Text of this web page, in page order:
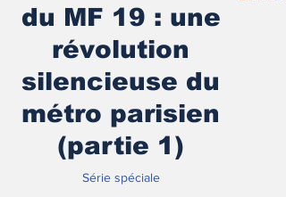
du MF 19 : une
révolution
silencieuse du
métro parisien
(partie 1)
Série spéciale